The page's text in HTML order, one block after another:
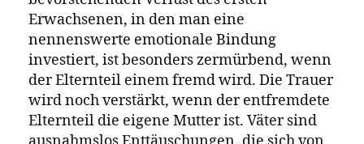
Erwachsenen, in den man eine
nennenswerte emotionale Bindung
investiert, ist besonders zermürbend, wenn
der Elternteil einem fremd wird. Die Trauer
wird noch verstärkt, wenn der entfremdete
Elternteil die eigene Mutter ist. Väter sind